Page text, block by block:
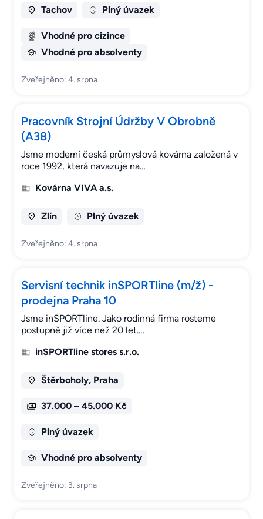
Tachov Plný úvazek
Vhodné pro cizince
Vhodné pro absolventy
Zveřejněno: 4. srpna
Pracovník Strojní Údržby V Obrobně
(A38)
Jsme moderní česká průmyslová kovárna založená v
roce 1992, která navazuje na…
Kovárna VIVA a.s.
Zlín Plný úvazek
Zveřejněno: 4. srpna
Servisní technik inSPORTline (m/ž) -
prodejna Praha 10
Jsme inSPORTline. Jako rodinná firma rosteme
postupně již více než 20 let.…
inSPORTline stores s.r.o.
Štěrboholy, Praha
37.000 – 45.000 Kč
Plný úvazek
Vhodné pro absolventy
Zveřejněno: 3. srpna